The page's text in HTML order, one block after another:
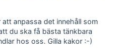
anpassa det innehåll som
du ska få bästa tänkbara
hos oss. Gilla kakor :-)